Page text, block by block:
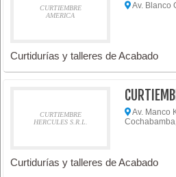
CURTIEMBRE
AMERICA
Av. Blanco
Curtidurías y talleres de Acabado
CURTIEMBRE
HERCULES S.R.L.
Av. Manco
Curtidurías y talleres de Acabado